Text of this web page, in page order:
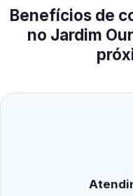
Benefícios de
no Jardim